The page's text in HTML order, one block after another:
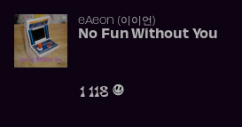
​eAeon (이이언)
No Fun Without You
1 118